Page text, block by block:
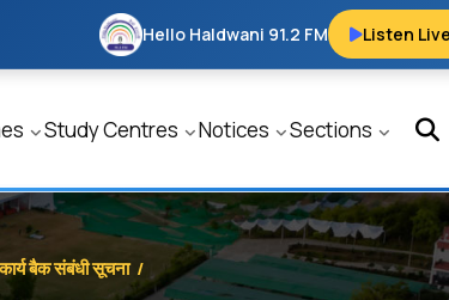
Hello Haldwani 91.2 FM Listen Live
Study Centres Notices Sections
बैक संबंधी सूचना /